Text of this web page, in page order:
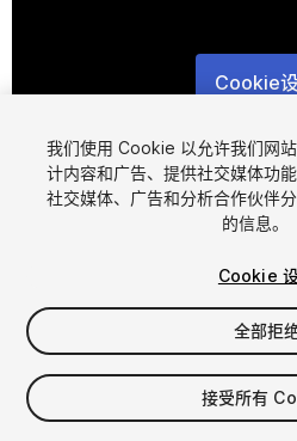
Cookie
1/10
$25
增值税将在结算时计算
我们使用 Cookie 以允许我们网
计内容和广告、提供社交媒体功
社交媒体、广告和分析合作伙伴
的信息。
Cookie
全部拒
接受所有